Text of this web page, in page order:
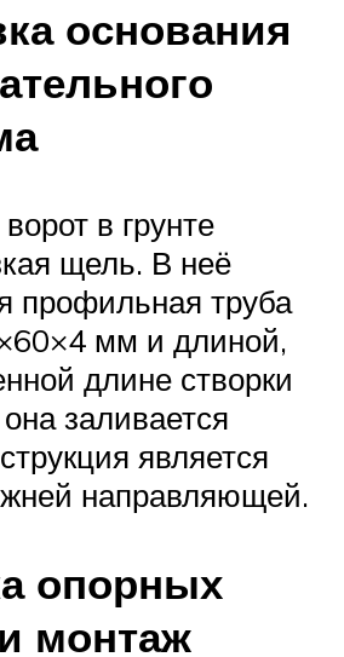
основания
в грунте
щель. В неё
профильная труба
мм и длиной,
длине створки
заливается
является
направляющей.
опорных
монтаж